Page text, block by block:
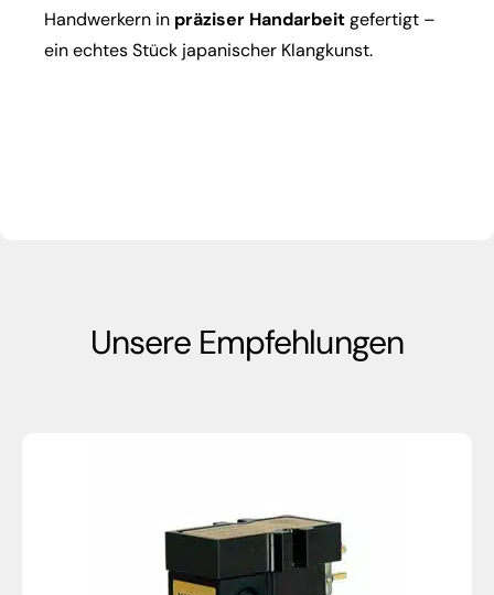
Handwerkern in präziser Handarbeitgefertigt –
ein echtes Stück japanischer Klangkunst.
Unsere Empfehlungen